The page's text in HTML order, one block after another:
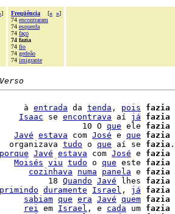
]
Freqüência [« »]
74 encontraram
74 esquerda
74 faço
74 fazia
74 fio
74 gedeão
74 imigrante
à entrada da tenda , pois
fazia
Isaac se encontrava aí já
fazia
10 O que ele fazia
Javé estava com José e que
fazia
organizava tudo o que aí se fazia .
porque Javé estava com José e fazia
Moisés viu tudo o que este fazia
cozinhava numa panela e fazia
18 Quando Javé lhes fazia
duramente Israel , já
fazia
sabiam que era Javé quem fazia
rei em Israel , e cada um fazia